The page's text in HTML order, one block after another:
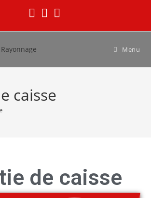
Menu
caisse
de caisse